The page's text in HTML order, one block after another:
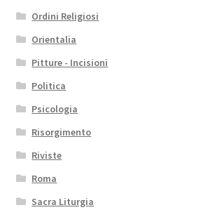
Ordini Religiosi
Orientalia
Pitture - Incisioni
Politica
Psicologia
Risorgimento
Riviste
Roma
Sacra Liturgia